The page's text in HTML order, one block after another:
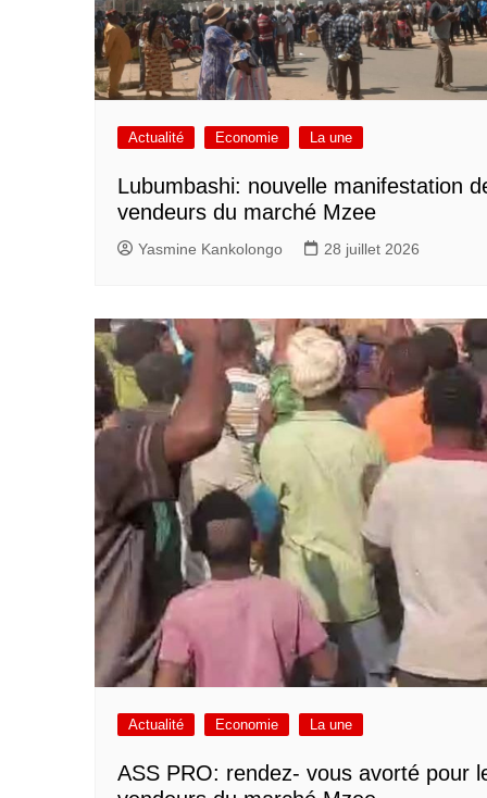
Actualité Economie La une
Lubumbashi: nouvelle manifestation
vendeurs du marché Mzee
Yasmine Kankolongo 28 juillet 2026
Actualité Economie La une
ASS PRO: rendez- vous avorté pour